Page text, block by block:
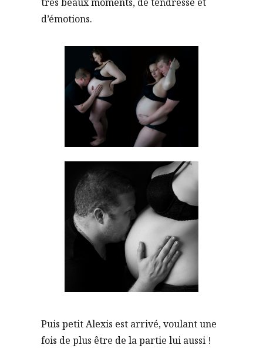
d’émotions.
Puis petit Alexis est arrivé, voulant une
fois de plus être de la partie lui aussi !